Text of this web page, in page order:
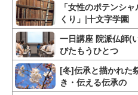
「女性のポテンシ
くり」|十文字学園
一日講座 院派仏師(
びたもうひとつ
[冬]伝承と描かれた
き・伝える伝承の